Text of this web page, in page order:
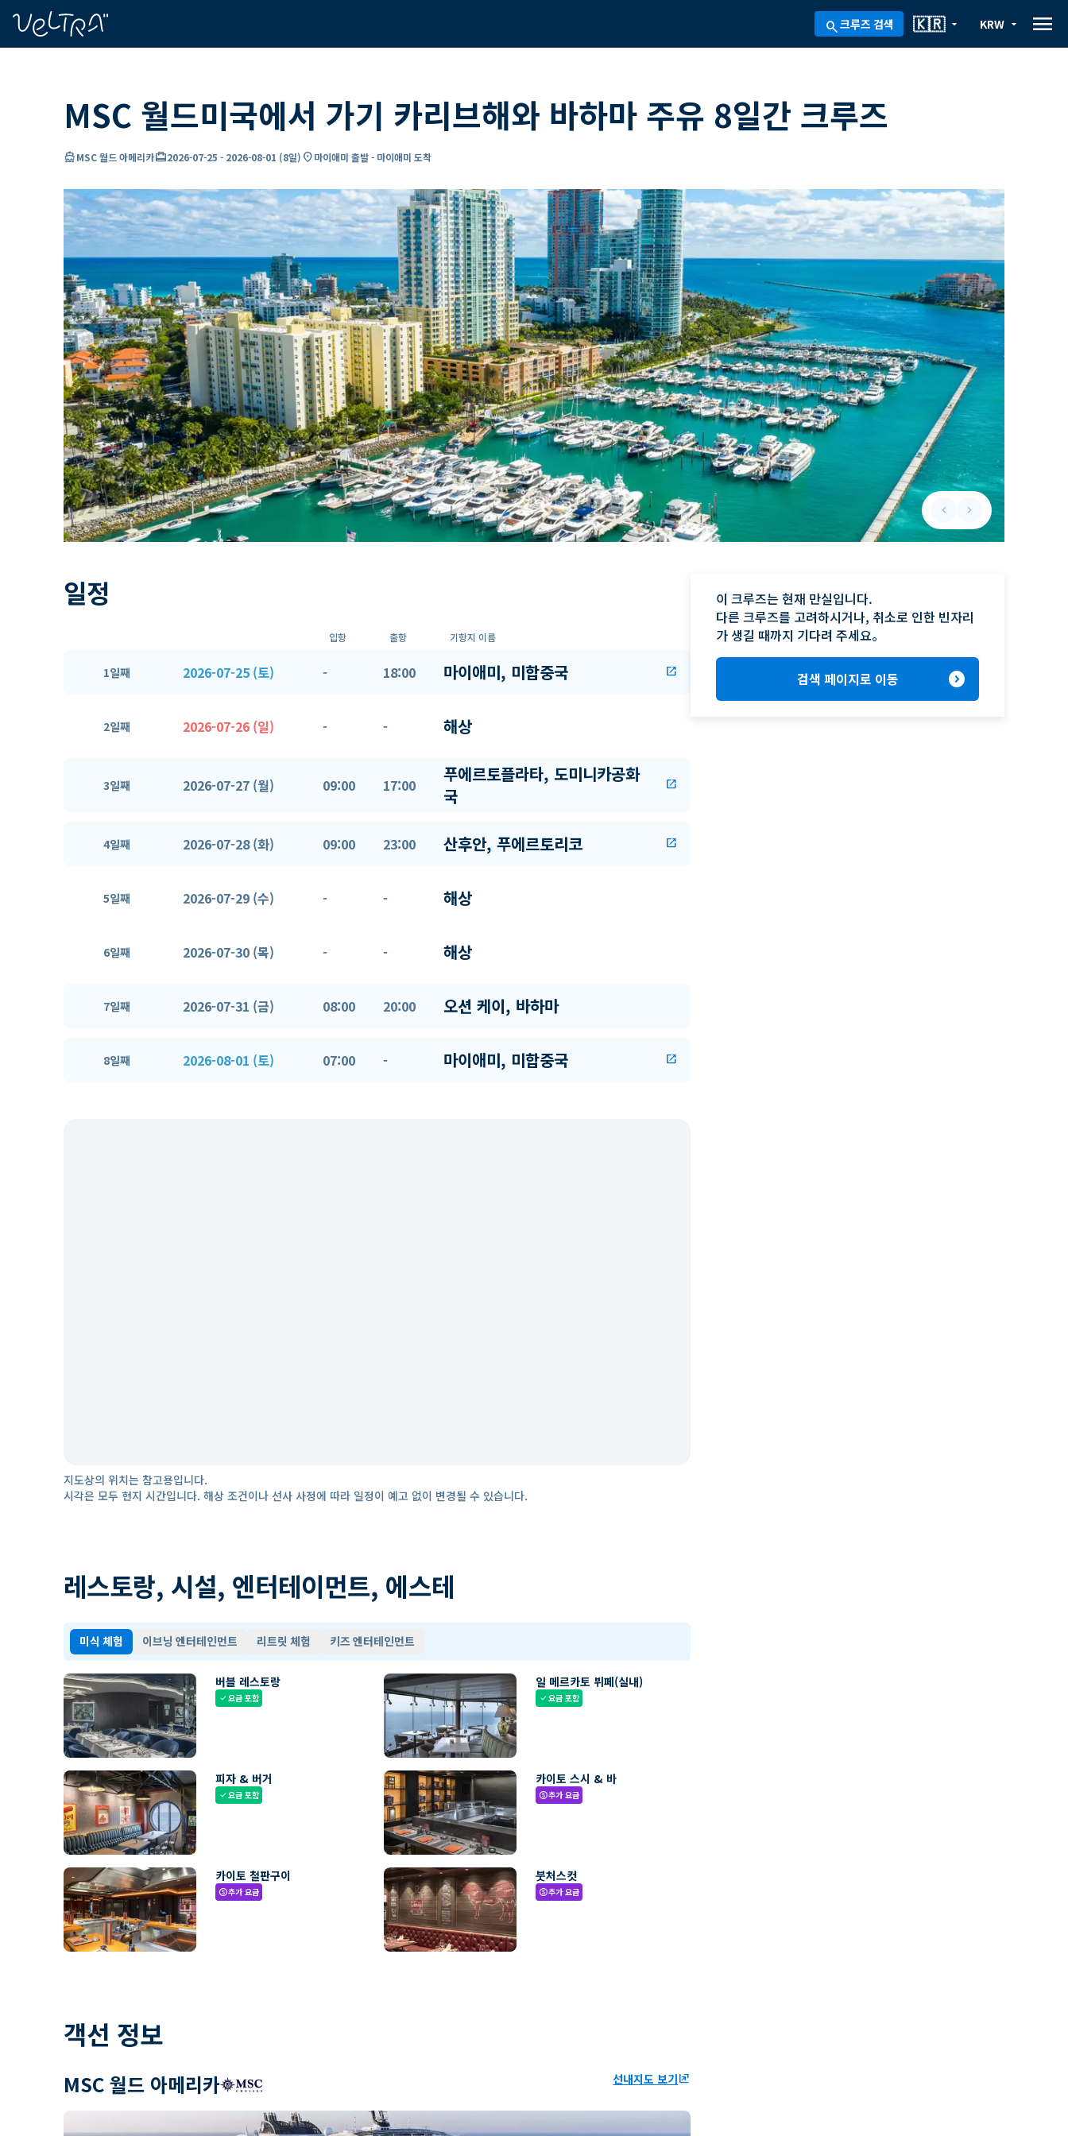
search크루즈 검색 arrow_drop_down
🇰🇷 arrow_drop_down
KRW menu
MSC 월드미국에서 가기 카리브해와 바하마 주유 8일간 크루즈
directions_boatMSC 월드 아메리카card_travel2026-07-25 - 2026-08-01 (8일) location_on마이애미 출발 - 마이애미 도착
keyboard_arrow_leftPrevious slide
keyboard_arrow_rightNext slide
일정
입항 출항 기항지 이름
1일째 2026-07-25 (토) - 18:00 마이애미, 미합중국 open_in_new
2일째 2026-07-26 (일) - - 해상
3일째 2026-07-27 (월) 09:00 17:00
푸에르토플라타, 도미니카공화
국
open_in_new
4일째 2026-07-28 (화) 09:00 23:00 산후안, 푸에르토리코 open_in_new
5일째 2026-07-29 (수) - - 해상
6일째 2026-07-30 (목) - - 해상
7일째 2026-07-31 (금) 08:00 20:00 오션 케이, 바하마
8일째 2026-08-01 (토) 07:00 - 마이애미, 미합중국 open_in_new
지도상의 위치는 참고용입니다.
시각은 모두 현지 시간입니다. 해상 조건이나 선사 사정에 따라 일정이 예고 없이 변경될 수 있습니다.
레스토랑, 시설, 엔터테이먼트, 에스테
미식 체험 이브닝 엔터테인먼트 리트릿 체험 키즈 엔터테인먼트
버블 레스토랑
check요금 포함
일 메르카토 뷔페(실내)
check요금 포함
피자 & 버거
check요금 포함
카이토 스시 & 바
paid추가 요금
카이토 철판구이
paid추가 요금
붓처스컷
paid추가 요금
객선 정보
MSC 월드 아메리카 선내지도 보기ungroup
이 크루즈는 현재 만실입니다.
다른 크루즈를 고려하시거나, 취소로 인한 빈자리
가 생길 때까지 기다려 주세요。
검색 페이지로 이동 expand_circle_right